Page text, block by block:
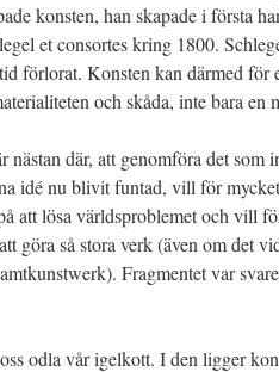
konsten, han skapade i första
et consortes kring 1800.
förlorat. Konsten kan därmed för
och skåda, inte bara
nästan där, att genomföra det
idé nu blivit funtad, vill för
att lösa världsproblemet och vill
göra så stora verk (även om det
Fragmentet var
odla vår igelkott. I den ligger